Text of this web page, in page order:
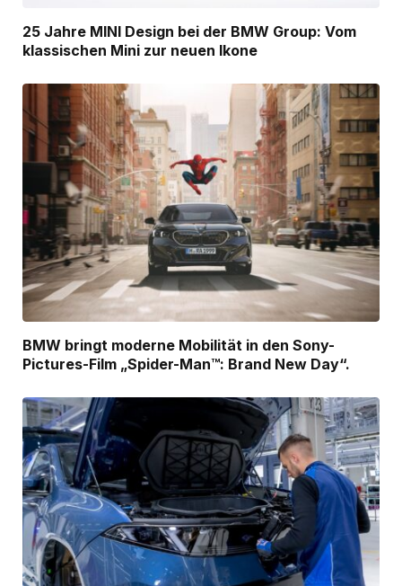
25 Jahre MINI Design bei der BMW Group: Vom
klassischen Mini zur neuen Ikone
BMW bringt moderne Mobilität in den Sony-
Pictures-Film „Spider-Man™: Brand New Day“.